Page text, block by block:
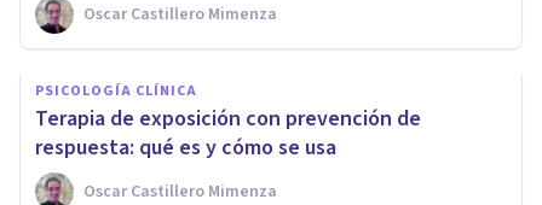
Oscar Castillero Mimenza
PSICOLOGÍA CLÍNICA
Terapia de exposición con prevención de
respuesta: qué es y cómo se usa
Oscar Castillero Mimenza